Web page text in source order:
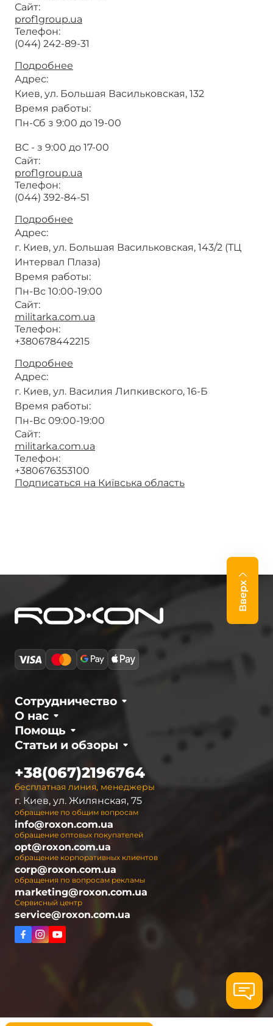
Сайт:
prof1group.ua
Телефон:
(044) 242-89-31
Подробнее
Гамп
Адрес:
Киев, ул. Большая Васильковская, 132
Время работы:
Пн-Сб з 9:00 до 19-00
ВС - з 9:00 до 17-00
Сайт:
prof1group.ua
Телефон:
(044) 392-84-51
Подробнее
Мілітарка
Адрес:
г. Киев, ул. Большая Васильковская, 143/2 (ТЦ
Интервал Плаза)
Время работы:
Пн-Вс 10:00-19:00
Сайт:
militarka.com.ua
Телефон:
+380678442215
Подробнее
Мілітарка
Адрес:
г. Киев, ул. Василия Липкивского, 16-Б
Время работы:
Пн-Вс 09:00-19:00
Сайт:
militarka.com.ua
Телефон:
+380676353100
Подписаться на Київська область
Вверх
О нас
Сотрудничество
Статьи и обзоры
Помощь
бесплатная линия, менеджеры
+38(067)2196764
г. Киев, ул. Жилянская, 75
обращение по общим вопросам
info@roxon.com.ua
обращение оптовых покупателей
opt@roxon.com.ua
обращение корпоративных клиентов
corp@roxon.com.ua
обращения по вопросам рекламы
marketing@roxon.com.ua
Сервисный центр
service@roxon.com.ua